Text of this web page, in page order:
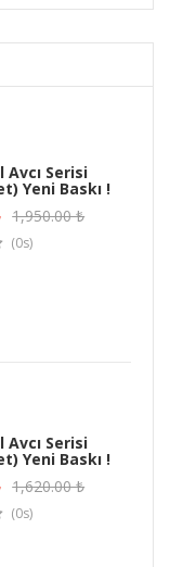
Avcı Serisi
Yeni Baskı !
1,950.00₺
(0s)
Avcı Serisi
Yeni Baskı !
1,620.00₺
(0s)